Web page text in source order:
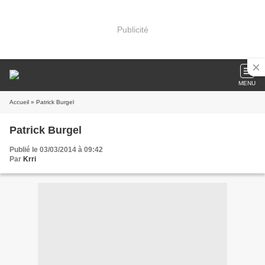
Publicité
MENU
Accueil » Patrick Burgel
Patrick Burgel
Publié le 03/03/2014 à 09:42
Par Krri